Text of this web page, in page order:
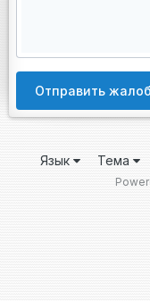
Отправить
Язык Тема